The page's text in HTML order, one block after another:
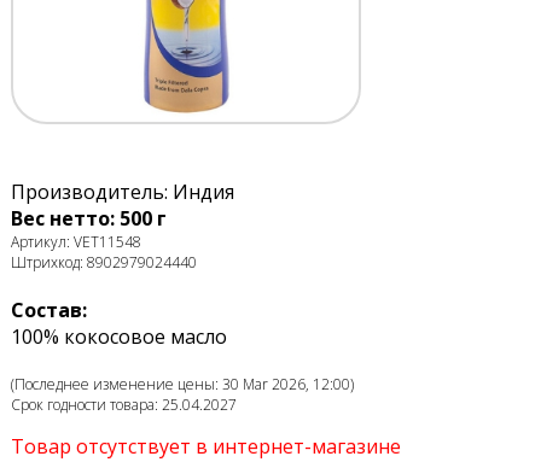
Производитель: Индия
Вес нетто: 500 г
Артикул: VET11548
Штрихкод: 8902979024440
Состав:
100% кокосовое масло
(Последнее изменение цены: 30 Mar 2026, 12:00)
Срок годности товара: 25.04.2027
Товар отсутствует в интернет-магазине